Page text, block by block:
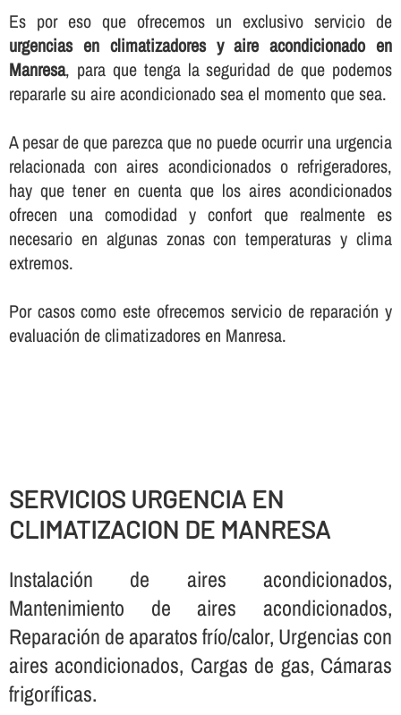
Es por eso que ofrecemos un exclusivo servicio de
urgencias en climatizadores y aire acondicionado en
Manresa, para que tenga la seguridad de que podemos
repararle su aire acondicionado sea el momento que sea.
A pesar de que parezca que no puede ocurrir una urgencia
relacionada con aires acondicionados o refrigeradores,
hay que tener en cuenta que los aires acondicionados
ofrecen una comodidad y confort que realmente es
necesario en algunas zonas con temperaturas y clima
extremos.
Por casos como este ofrecemos servicio de reparación y
evaluación de climatizadores en Manresa.
SERVICIOS URGENCIA EN
CLIMATIZACION DE MANRESA
Instalación de aires acondicionados,
Mantenimiento de aires acondicionados,
Reparación de aparatos frí­o/calor, Urgencias con
aires acondicionados, Cargas de gas, Cámaras
frigorí­ficas.